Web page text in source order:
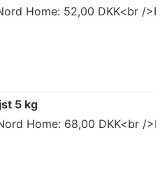
Home: 52,00 DKK<br /
5 kg
Home: 68,00 DKK<br /